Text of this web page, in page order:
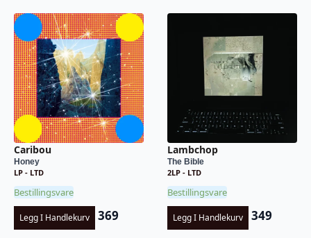
Caribou
Honey
LP - LTD
Bestillingsvare
Legg I Handlekurv 369
Lambchop
The Bible
2LP - LTD
Bestillingsvare
Legg I Handlekurv 349